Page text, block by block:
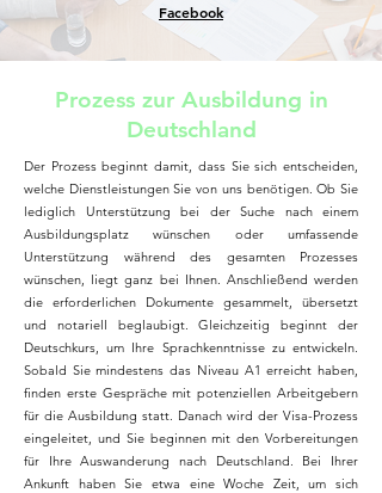
Facebook
Prozess zur Ausbildung in
Deutschland
Der Prozess beginnt damit, dass Sie sich entscheiden,
welche Dienstleistungen Sie von uns benötigen. Ob Sie
lediglich Unterstützung bei der Suche nach einem
Ausbildungsplatz wünschen oder umfassende
Unterstützung während des gesamten Prozesses
wünschen, liegt ganz bei Ihnen. Anschließend werden
die erforderlichen Dokumente gesammelt, übersetzt
und notariell beglaubigt. Gleichzeitig beginnt der
Deutschkurs, um Ihre Sprachkenntnisse zu entwickeln.
Sobald Sie mindestens das Niveau A1 erreicht haben,
finden erste Gespräche mit potenziellen Arbeitgebern
für die Ausbildung statt. Danach wird der Visa-Prozess
eingeleitet, und Sie beginnen mit den Vorbereitungen
für Ihre Auswanderung nach Deutschland. Bei Ihrer
Ankunft haben Sie etwa eine Woche Zeit, um sich